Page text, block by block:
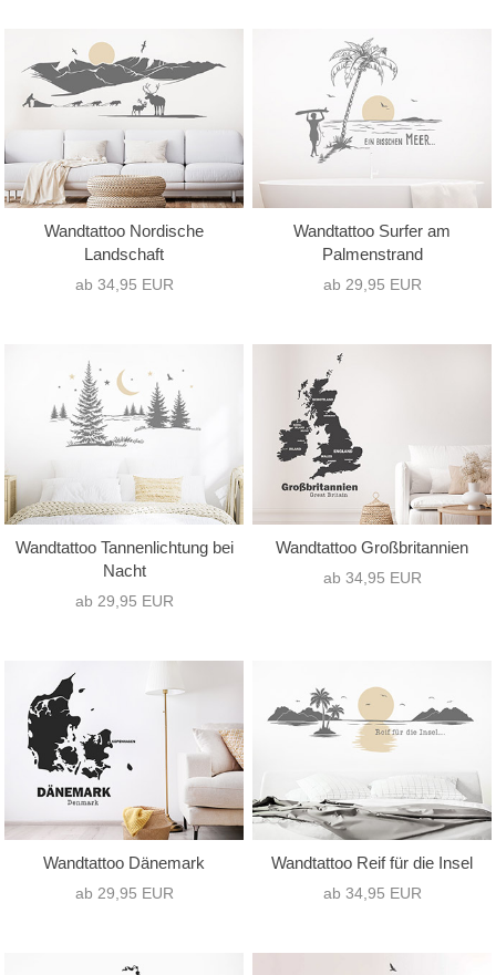
Wandtattoo Nordische
Landschaft
ab 34,95 EUR
Wandtattoo Surfer am
Palmenstrand
ab 29,95 EUR
Wandtattoo Tannenlichtung bei
Nacht
ab 29,95 EUR
Wandtattoo Großbritannien
ab 34,95 EUR
Wandtattoo Dänemark
ab 29,95 EUR
Wandtattoo Reif für die Insel
ab 34,95 EUR